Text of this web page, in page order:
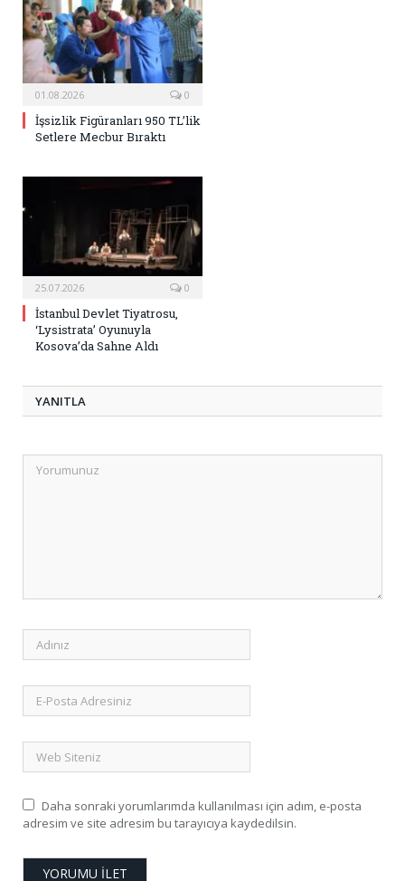
01.08.2026 0
İşsizlik Figüranları 950 TL’lik
Setlere Mecbur Bıraktı
25.07.2026 0
İstanbul Devlet Tiyatrosu,
‘Lysistrata’ Oyunuyla
Kosova’da Sahne Aldı
YANITLA
Daha sonraki yorumlarımda kullanılması için adım, e-posta
adresim ve site adresim bu tarayıcıya kaydedilsin.